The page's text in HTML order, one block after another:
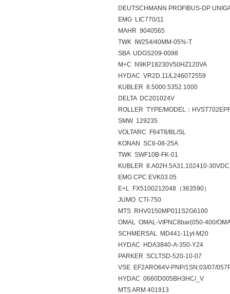
DEUTSCHMANN PROFIBUS-DP
EMG LIC770/11
MAHR 9040565
TWK IW254/40MM-05%-T
SBA UDGS209-0098
M+C N9KP18230V50HZ120VA
HYDAC VR2D.11/L246072559
KUBLER 8.5000.5352.1000
DELTA DC201024V
ROLLER TYPE/MODEL：
SMW 129235
VOLTARC F64T8/BL/SL
KONAN SC6-08-25A
TWK SWF10B-FK-01
KUBLER 8.A02H.5A31.102410-
EMG CPC EVK03.05
E+L FX5100212048（363590）
JUMO CTI-750
MTS RHV0150MP011S2G6100
OMAL OMAL-VIPNC8bar(050-400/
SCHMERSAL MD441-11yt-M20
HYDAC HDA3840-A-350-Y24
PARKER SCLTSD-520-10-07
VSE EF2ARO64V-PNP/1SN:03/07/
HYDAC 0660D005BH3HC/_V
MTS ARM 401913